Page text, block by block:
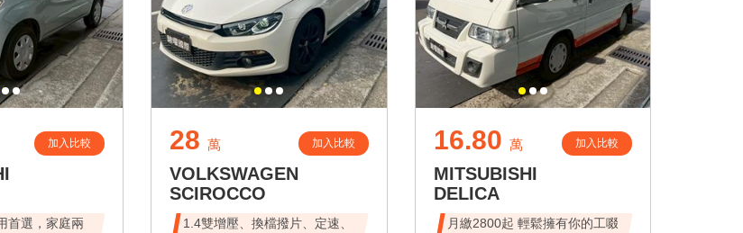
加入比較
首選，家庭兩
28 萬 加入比較
VOLKSWAGEN
SCIROCCO
1.4雙增壓、換檔撥片、定速、
16.80 萬 加入比較
MITSUBISHI
DELICA
月繳2800起 輕鬆擁有你的工啜